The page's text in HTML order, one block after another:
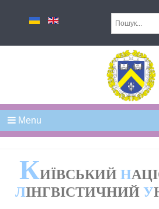
Menu
КИЇВСЬКИЙ Н
ЛІНГВІСТИЧНИЙ У